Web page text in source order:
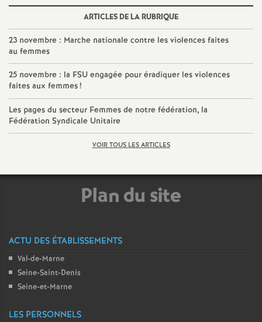
e
c
o
n
d
d
r
ARTICLES DE LA RUBRIQUE
23 novembre : Marche nationale contre les violences faites
au femmes
25 novembre : la FSU engagée pour éradiquer les violences
faites aux femmes!
Les pages du secteur Femmes de notre fédération, la
Fédération Syndicale Unitaire
VOIR TOUS LES ARTICLES
Plan du site
ACTU DES ÉTABLISSEMENTS
Val-de-Marne
Seine-Saint-Denis
Seine-et-Marne
LES PERSONNELS